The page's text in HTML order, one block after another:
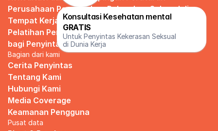
Perusahaan Pencegahan Pelecehan Seksual di
Tempat Kerja
Pelatihan Pendampingan dan Kelompok Pendukung
bagi Penyintas
Bagian dari kami
Cerita Penyintas
Tentang Kami
Hubungi Kami
Media Coverage
Keamanan Pengguna
Pusat data
GRATIS
Untuk Penyintas Kekerasan Seksual
di Dunia Kerja